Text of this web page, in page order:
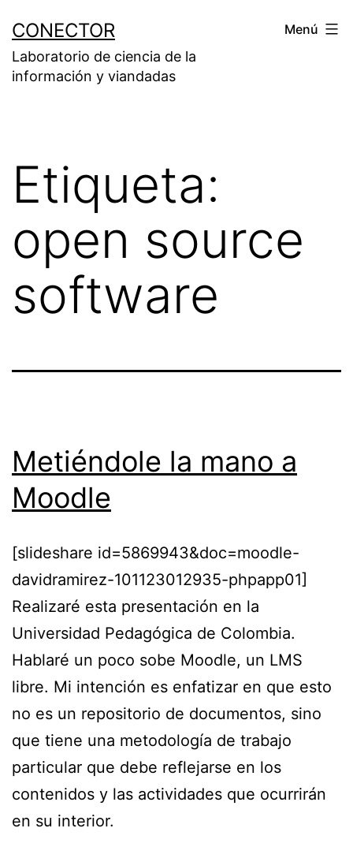
contenido
CONECTOR
Laboratorio de ciencia de la
información y viandadas
Menú
Etiqueta:
open source
software
Metiéndole la mano a
Moodle
[slideshare id=5869943&doc=moodle-
davidramirez-101123012935-phpapp01]
Realizaré esta presentación en la
Universidad Pedagógica de Colombia.
Hablaré un poco sobe Moodle, un LMS
libre. Mi intención es enfatizar en que esto
no es un repositorio de documentos, sino
que tiene una metodología de trabajo
particular que debe reflejarse en los
contenidos y las actividades que ocurrirán
en su interior.